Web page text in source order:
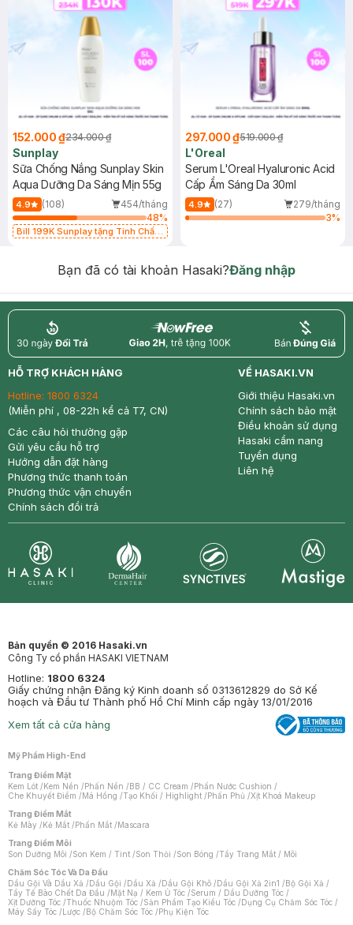
152.000 ₫234.000 ₫
Sunplay
Sữa Chống Nắng Sunplay Skin
Aqua Dưỡng Da Sáng Mịn 55g
4.9 (108)
454/tháng
48%
Bill 199K Sunplay tặng Tinh Chất
297.000 ₫519.000 ₫
L'Oreal
Serum L'Oreal Hyaluronic Acid
Cấp Ẩm Sáng Da 30ml
4.9 (27)
279/tháng
3%
Bạn đã có tài khoản Hasaki?Đăng nhập
return nowfree price
HỖ TRỢ KHÁCH HÀNG
Hotline: 1800 6324
(Miễn phí , 08-22h kể cả T7, CN)
Các câu hỏi thường gặp
Gửi yêu cầu hỗ trợ
Hướng dẫn đặt hàng
Phương thức thanh toán
Phương thức vận chuyển
Chính sách đổi trả
VỀ HASAKI.VN
Giới thiệu Hasaki.vn
Chính sách bảo mật
Điều khoản sử dụng
Hasaki cẩm nang
Tuyển dụng
Liên hệ
Bản quyền © 2016 Hasaki.vn
Công Ty cổ phần HASAKI VIETNAM
Hotline: 1800 6324
Giấy chứng nhận Đăng ký Kinh doanh số 0313612829 do Sở Kế
hoạch và Đầu tư Thành phố Hồ Chí Minh cấp ngày 13/01/2016
Xem tất cả cửa hàng
Mỹ Phẩm High-End
Trang Điểm Mặt
Kem Lót /Kem Nền /Phấn Nền /BB / CC Cream /Phấn Nước Cushion /
Che Khuyết Điểm /Má Hồng /Tạo Khối / Highlight /Phấn Phủ /Xịt Khoá Makeup
Trang Điểm Mắt
Kẻ Mày /Kẻ Mắt /Phấn Mắt /Mascara
Trang Điểm Môi
Son Dưỡng Môi /Son Kem / Tint /Son Thỏi /Son Bóng /Tẩy Trang Mắt / Môi
Chăm Sóc Tóc Và Da Đầu
Dầu Gội Và Dầu Xả /Dầu Gội /Dầu Xả /Dầu Gội Khô /Dầu Gội Xả 2in1 /Bộ Gội Xả /
Tẩy Tế Bào Chết Da Đầu /Mặt Nạ / Kem Ủ Tóc /Serum / Dầu Dưỡng Tóc /
Xịt Dưỡng Tóc /Thuốc Nhuộm Tóc /Sản Phẩm Tạo Kiểu Tóc /Dụng Cụ Chăm Sóc Tóc /
Máy Sấy Tóc /Lược /Bộ Chăm Sóc Tóc /Phụ Kiện Tóc